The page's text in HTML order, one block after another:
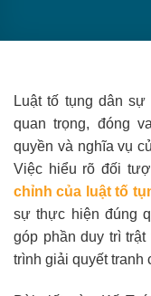
Luật tố tụng dân
quan trọng, đóng
quyền và nghĩa vụ
Việc hiểu rõ đối
chỉnh của luật tố
sự thực hiện đúng
góp phần duy trì
trình giải quyết tranh